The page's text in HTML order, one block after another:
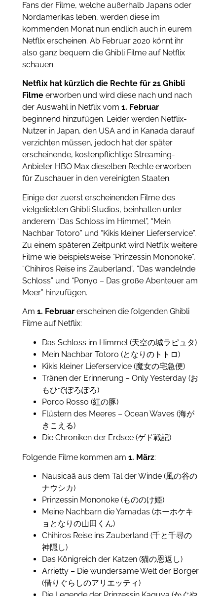
Fans der Filme, welche außerhalb Japans oder
Nordamerikas leben, werden diese im
kommenden Monat nun endlich auch in eurem
Netflix erscheinen. Ab Februar 2020 könnt ihr
also ganz bequem die Ghibli Filme auf Netflix
schauen.
Netflix hat kürzlich die Rechte für 21 Ghibli
Filmeerworben und wird diese nach und nach
der Auswahl in Netflix vom 1. Februar
beginnend hinzufügen. Leider werden Netflix-
Nutzer in Japan, den USA and in Kanada darauf
verzichten müssen, jedoch hat der später
erscheinende, kostenpflichtige Streaming-
Anbieter HBO Max dieselben Rechte erworben
für Zuschauer in den vereinigten Staaten.
Einige der zuerst erscheinenden Filme des
vielgeliebten Ghibli Studios, beinhalten unter
anderem “Das Schloss im Himmel”, “Mein
Nachbar Totoro” und “Kikis kleiner Lieferservice”.
Zu einem späteren Zeitpunkt wird Netflix weitere
Filme wie beispielsweise “Prinzessin Mononoke”,
“Chihiros Reise ins Zauberland”, “Das wandelnde
Schloss” und “Ponyo – Das große Abenteuer am
Meer” hinzufügen.
Am 1. Februarerscheinen die folgenden Ghibli
Filme auf Netflix:
Das Schloss im Himmel (天空の城ラピュタ)
Mein Nachbar Totoro (となりのトトロ)
Kikis kleiner Lieferservice (魔女の宅急便)
Tränen der Erinnerung – Only Yesterday (お
もひでぽろぽろ)
Porco Rosso (紅の豚)
Flüstern des Meeres – Ocean Waves (海が
きこえる)
Die Chroniken der Erdsee (ゲド戦記)
Folgende Filme kommen am 1. März:
Nausicaä aus dem Tal der Winde (風の谷の
ナウシカ)
Prinzessin Mononoke (もののけ姫)
Meine Nachbarn die Yamadas (ホーホケキ
ョとなりの山田くん)
Chihiros Reise ins Zauberland (千と千尋の
神隠し)
Das Königreich der Katzen (猫の恩返し)
Arrietty – Die wundersame Welt der Borger
(借りぐらしのアリエッティ)